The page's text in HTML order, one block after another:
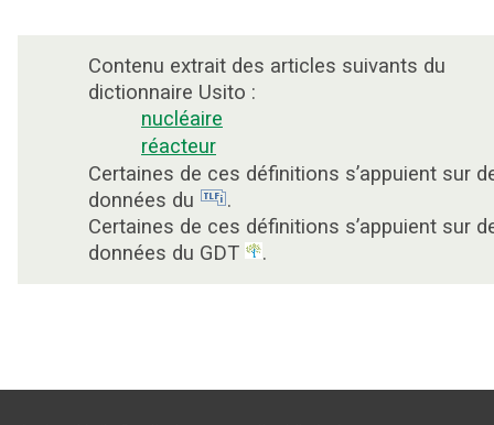
Contenu extrait des articles suivants du
dictionnaire Usito :
nucléaire
réacteur
Certaines de ces définitions s’appuient sur
données du
.
Certaines de ces définitions s’appuient sur
données du GDT
.